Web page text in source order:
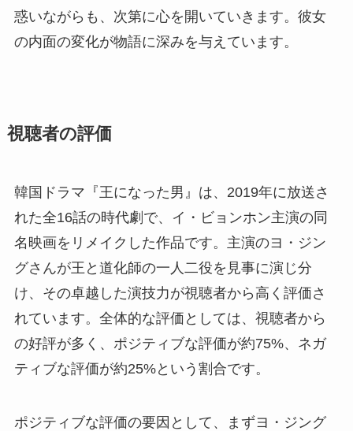
惑いながらも、次第に心を開いていきます。彼女
の内面の変化が物語に深みを与えています。
視聴者の評価
韓国ドラマ『王になった男』は、2019年に放送さ
れた全16話の時代劇で、イ・ビョンホン主演の同
名映画をリメイクした作品です。主演のヨ・ジン
グさんが王と道化師の一人二役を見事に演じ分
け、その卓越した演技力が視聴者から高く評価さ
れています。全体的な評価としては、視聴者から
の好評が多く、ポジティブな評価が約75%、ネガ
ティブな評価が約25%という割合です。
ポジティブな評価の要因として、まずヨ・ジング